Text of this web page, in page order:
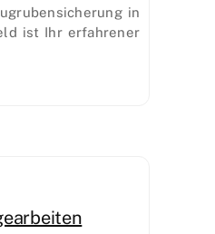
in
ist Ihr erfahrener